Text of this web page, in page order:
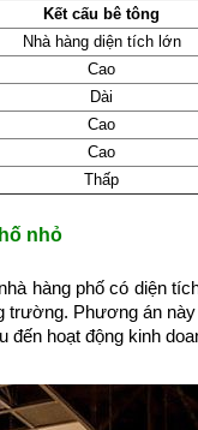
Kết cấu bê tông
Nhà hàng diện tích lớn
Cao
Dài
Cao
Cao
Thấp
nhỏ
hàng phố có diện
Phương án
hoạt động kinh